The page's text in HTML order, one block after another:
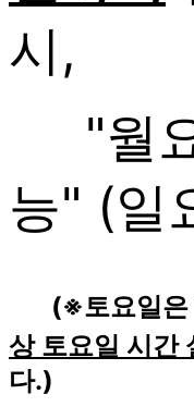
시,
"월
능" (일
(※토요일은
상 토요일 시간
다.)